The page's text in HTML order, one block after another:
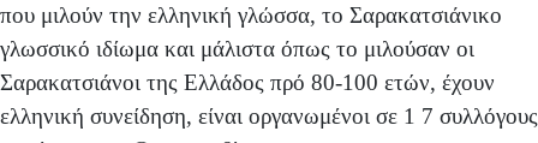
που μιλούν την ελληνική γλώσσα, το Σαρακατσιάνικο
γλωσσικό ιδίωμα και μάλιστα όπως το μιλούσαν οι
Σαρακατσιάνοι της Ελλάδος πρό 80-100 ετών, έχουν
ελληνική συνείδηση, είναι οργανωμένοι σε 1 7 συλλόγους